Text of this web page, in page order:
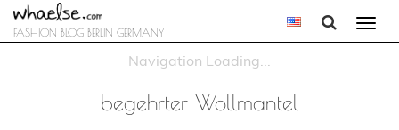
FASHION BLOG BERLIN GERMANY
begehrter Wollmantel